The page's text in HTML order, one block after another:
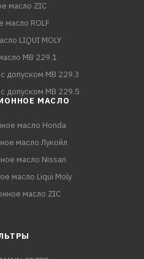
масло ZIC
масло ROLF
LIQUI MOLY
MB 229.1
допуском MB 229.3
допуском MB 229.5
МАСЛО
масло Honda
масло Лукойл
масло Nissan
масло Liqui Moly
масло ZIC